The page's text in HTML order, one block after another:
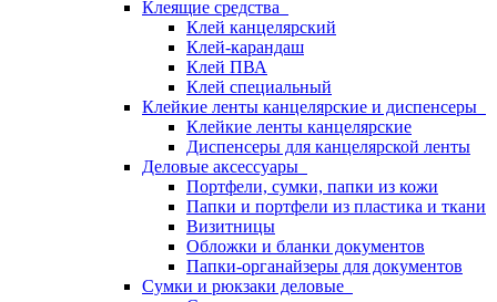
Клеящие средства
Клей канцелярский
Клей-карандаш
Клей ПВА
Клей специальный
Клейкие ленты канцелярские и диспенсеры
Клейкие ленты канцелярские
Диспенсеры для канцелярской ленты
Деловые аксессуары
Портфели, сумки, папки из кожи
Папки и портфели из пластика и ткани
Визитницы
Обложки и бланки документов
Папки-органайзеры для документов
Сумки и рюкзаки деловые